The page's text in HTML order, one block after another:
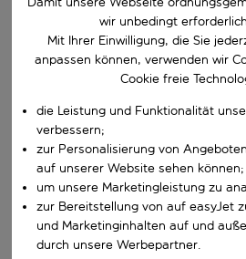
Beginne mit der Eingabe für die
Reiseziel wählen
Wähle ein Ab- und Rückflugdatum aus.
Reisezeitraum wählen
Wann
Wer
Suchen
wir unbedingt
Mit Ihrer Einwilligung, die Sie
anpassen können, verwenden wir
Cookie freie
die Leistung und Funktionalität
verbessern;
zur Personalisierung von
auf unserer Website sehen können;
um unsere Marketingleistung zu
zur Bereitstellung von auf easyJet
und Marketinginhalten auf und
durch unsere Werbepartner.